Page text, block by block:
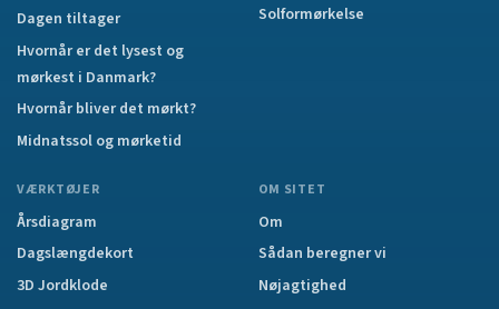
Dagen tiltager
Hvornår er det lysest og
mørkest i Danmark?
Hvornår bliver det mørkt?
Midnatssol og mørketid
Solformørkelse
VÆRKTØJER
Årsdiagram
Dagslængdekort
3D Jordklode
OM SITET
Om
Sådan beregner vi
Nøjagtighed